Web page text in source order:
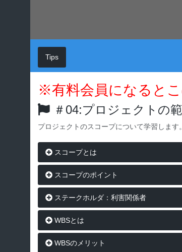
Tips
※有料会員になると
＃04:プロジェクトの
プロジェクトのスコープについて学習しま
スコープとは
スコープのポイント
ステークホルダ：利害関係者
WBSとは
WBSのメリット